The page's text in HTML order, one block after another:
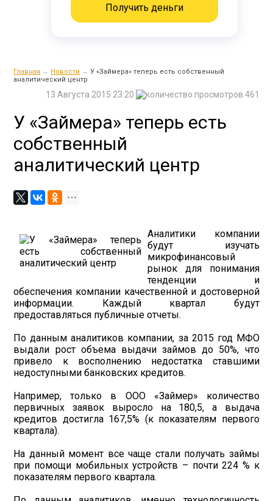
Получить деньги
Главная → Новости → У «Займера» теперь есть собственный
аналитический центр
461
13 Августа 2015 23:20
У «Займера» теперь есть
собственный
аналитический центр
Аналитики компании
будут изучать
микрофинансовый
рынок для понимания
тенденции и
обеспечения компании качественной и достоверной
информации. Каждый квартал будут
предоставляться публичные отчеты.
По данным аналитиков компании, за 2015 год МФО
выдали рост объема выдачи займов до 50%, что
привело к восполнению недостатка ставшими
недоступными банковских кредитов.
Например, только в ООО «Займер» количество
первичных заявок выросло на 180,5, а выдача
кредитов достигла 167,5% (к показателям первого
квартала).
На данный момент все чаще стали получать займы
при помощи мобильных устройств – почти 224 % к
показателям первого квартала.